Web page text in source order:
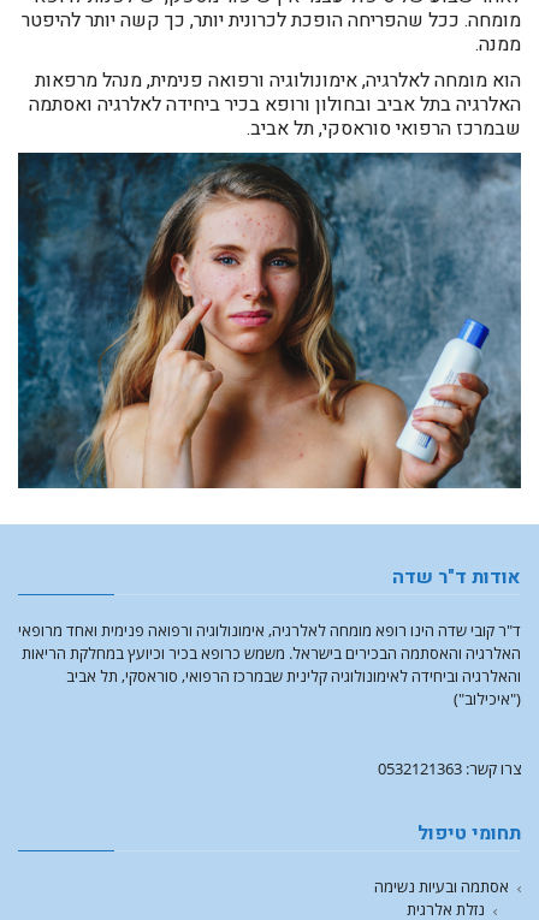
מומחה. ככל שהפריחה הופכת לכרונית יותר, כך קשה יותר להיפטר
ממנה.
הוא מומחה לאלרגיה, אימונולוגיה ורפואה פנימית, מנהל מרפאות
האלרגיה בתל אביב ובחולון ורופא בכיר ביחידה לאלרגיה ואסתמה
שבמרכז הרפואי סוראסקי, תל אביב.
אודות ד"ר שדה
ד"ר קובי שדה הינו רופא מומחה לאלרגיה, אימונולוגיה ורפואה פנימית ואחד מרופאי
האלרגיה והאסתמה הבכירים בישראל. משמש כרופא בכיר וכיועץ במחלקת הריאות
והאלרגיה וביחידה לאימונולוגיה קלינית שבמרכז הרפואי, סוראסקי, תל אביב
("איכילוב")
צרו קשר: 0532121363
תחומי טיפול
אסתמה ובעיות נשימה
נזלת אלרגית